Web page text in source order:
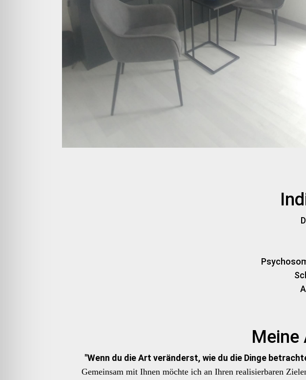
Meine
"Wenn du die Art veränderst, wie du die Dinge
Gemeinsam mit Ihnen möchte ich an Ihren realisierbaren